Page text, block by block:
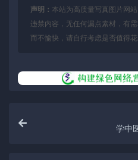
声明： 本站为高质量写真图片网
违禁内容，无任何漏点素材，有
而不愉快，请自行考虑是否值得
学中